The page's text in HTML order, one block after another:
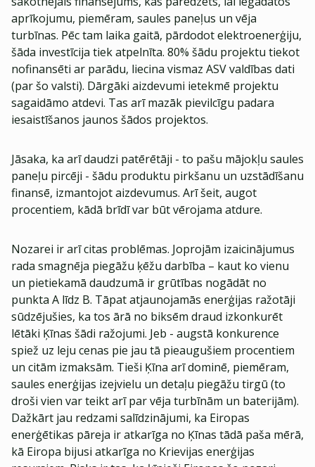
aprīkojumu, piemēram, saules paneļus un vēja
turbīnas. Pēc tam laika gaitā, pārdodot elektroenerģiju,
šāda investīcija tiek atpelnīta. 80% šādu projektu tiekot
nofinansēti ar parādu, liecina vismaz ASV valdības dati
(par šo valsti). Dārgāki aizdevumi ietekmē projektu
sagaidāmo atdevi. Tas arī mazāk pievilcīgu padara
iesaistīšanos jaunos šādos projektos.
Jāsaka, ka arī daudzi patērētāji - to pašu mājokļu saules
paneļu pircēji - šādu produktu pirkšanu un uzstādīšanu
finansē, izmantojot aizdevumus. Arī šeit, augot
procentiem, kādā brīdī var būt vērojama atdure.
Nozarei ir arī citas problēmas. Joprojām izaicinājumus
rada smagnēja piegāžu ķēžu darbība – kaut ko vienu
un pietiekamā daudzumā ir grūtības nogādāt no
punkta A līdz B. Tāpat atjaunojamās enerģijas ražotāji
sūdzējušies, ka tos ārā no biksēm draud izkonkurēt
lētāki Ķīnas šādi ražojumi. Jeb - augstā konkurence
spiež uz leju cenas pie jau tā pieaugušiem procentiem
un citām izmaksām. Tieši Ķīna arī dominē, piemēram,
saules enerģijas izejvielu un detaļu piegāžu tirgū (to
droši vien var teikt arī par vēja turbīnām un baterijām).
Dažkārt jau redzami salīdzinājumi, ka Eiropas
enerģētikas pāreja ir atkarīga no Ķīnas tādā paša mērā,
kā Eiropa bijusi atkarīga no Krievijas enerģijas